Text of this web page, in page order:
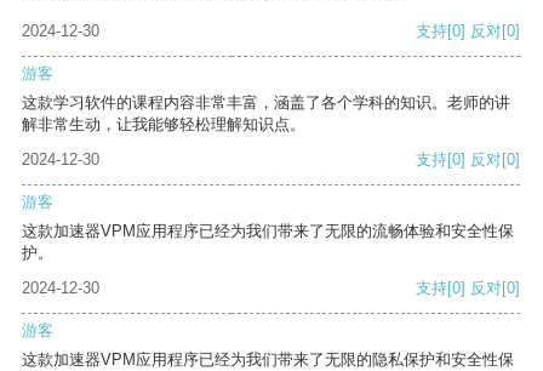
2024-12-30 支持[0] 反对[0]
游客
这款学习软件的课程内容非常丰富，涵盖了各个学科的知识。老师的讲
解非常生动，让我能够轻松理解知识点。
2024-12-30
支持[0] 反对[0]
游客
这款加速器VPM应用程序已经为我们带来了无限的流畅体验和安全性保
护。
2024-12-30
支持[0] 反对[0]
游客
这款加速器VPM应用程序已经为我们带来了无限的隐私保护和安全性保